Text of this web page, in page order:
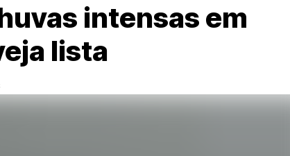
intensas em
lista